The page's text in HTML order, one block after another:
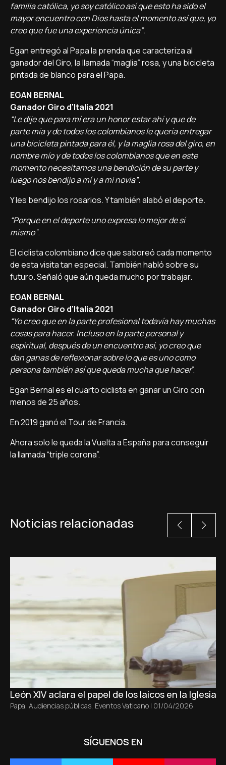
familia católica, yo soy católico así que esto ha sido el
mayor encuentro con Dios hasta el momento así que, yo
creo que fue una experiencia única”.
Egan entregó al Papa la prenda que caracteriza al
ganador del Giro, la llamada “maglia” rosa, y una bicicleta
pintada de blanco para el Papa.
EGAN BERNAL
Ganador Giro d'Italia 2021
“Le dije que para mí era un honor estar ahí y que de
parte mía y de todos los colombianos le quería entregar
una bicicleta pintada para él, y la maglia rosa del giro, en
nombre mío y de todos los colombianos que en este
momento necesitamos una bendición de su parte y
luego nos bendijo a mí y a mi novia”.
Y les bendijo los rosarios. Y también alabó el deporte.
“Porque en el deporte uno expresa lo mejor de sí
mismo”.
El ciclista colombiano dice que saboreó cada momento
de esta visita tan especial. También habló sobre su
futuro. Señaló que aún queda mucho por trabajar.
EGAN BERNAL
Ganador Giro d'Italia 2021
“Yo creo que en la parte profesional todavía hay muchas
cosas para hacer. Incluso en la parte personal y
espiritual, después de un encuentro así, yo creo que
dan ganas de reflexionar sobre lo que es uno como
persona también así que queda mucha que hacer”.
Egan Bernal es el cuarto ciclista en ganar un Giro con
menos de 25 años.
En 2019 ganó el Tour de Francia.
Ahora solo le queda la Vuelta a España para conseguir
la llamada “triple corona”.
Noticias relacionadas
León XIV aclara el papel de los laicos en la Iglesia
Papa, Audiencias públicas, Eventos Vaticano | 01/04/2026
SÍGUENOS EN